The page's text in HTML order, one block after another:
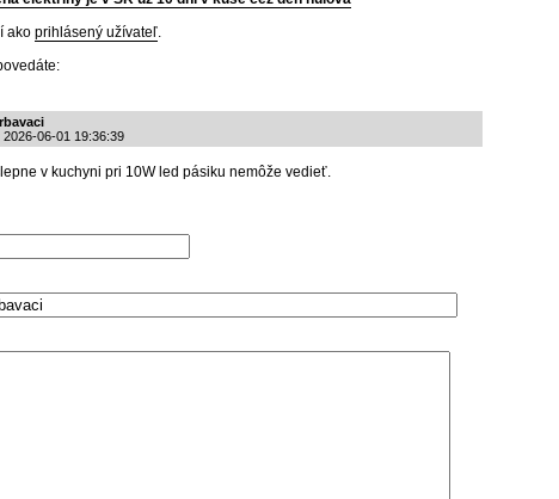
ako prihlásený užívateľ.
06-01 19:36:39
v kuchyni pri 10W led pásiku nemôže vedieť.